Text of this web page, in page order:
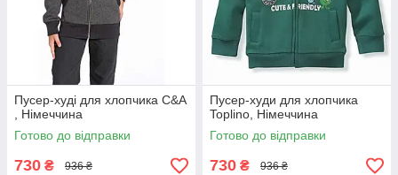
Пусер-худі для хлопчика C&А
, Німеччина
Готово до відправки
730 ₴ 936 ₴
Пусер-худи для хлопчика
Toplino, Німеччина
Готово до відправки
730 ₴ 936 ₴